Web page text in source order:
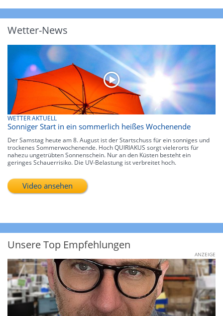
Wetter-News
WETTER AKTUELL
Sonniger Start in ein sommerlich heißes Wochenende
Der Samstag heute am 8. August ist der Startschuss für ein sonniges und
trockenes Sommerwochenende. Hoch QUIRIAKUS sorgt vielerorts für
nahezu ungetrübten Sonnenschein. Nur an den Küsten besteht ein
geringes Schauerrisiko. Die UV-Belastung ist verbreitet hoch.
Video ansehen
Unsere Top Empfehlungen
ANZEIGE